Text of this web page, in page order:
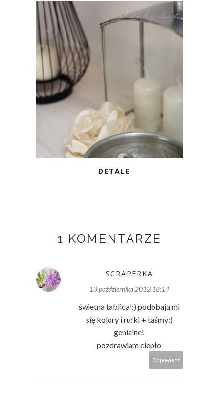
DETALE
1 KOMENTARZE
SCRAPERKA
13 października 2012 18:14
świetna tablica!:) podobają mi
się kolory i rurki + taśmy:)
genialne!
pozdrawiam ciepło
Odpowiedz